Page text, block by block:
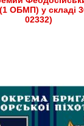
(1 ОБМП) у
02332)